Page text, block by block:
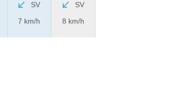
SV
7 km/h
SV
8 km/h